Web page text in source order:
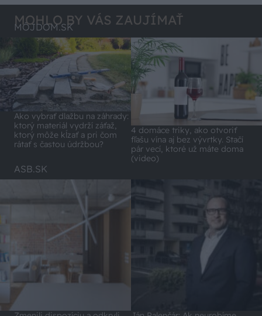
MOHLO BY VÁS ZAUJÍMAŤ
MÔJDOM.SK
Ako vybrať dlažbu na záhrady:
ktorý materiál vydrží záťaž,
ktorý môže kĺzať a pri čom
rátať s častou údržbou?
4 domáce triky, ako otvoriť
fľašu vína aj bez vývrtky. Stačí
pár vecí, ktoré už máte doma
(video)
ASB.SK